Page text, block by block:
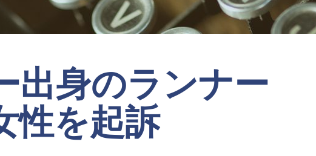
出身のランナー
性を起訴